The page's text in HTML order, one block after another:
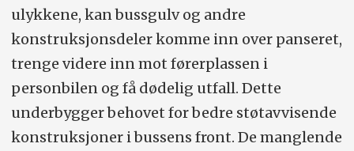
ulykkene, kan bussgulv og andre
konstruksjonsdeler komme inn over panseret,
trenge videre inn mot førerplassen i
personbilen og få dødelig utfall. Dette
underbygger behovet for bedre støtavvisende
konstruksjoner i bussens front. De manglende